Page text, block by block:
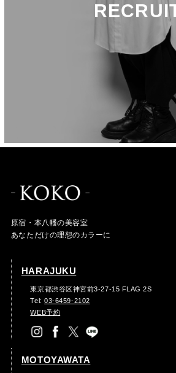
原宿・本八幡の美容室
あなただけの理想のカラーに
HARAJUKU
東京都渋谷区神宮前3-27-15 FLAG 2S
Tel:03-6459-2102
WEB予約
MOTOYAWATA